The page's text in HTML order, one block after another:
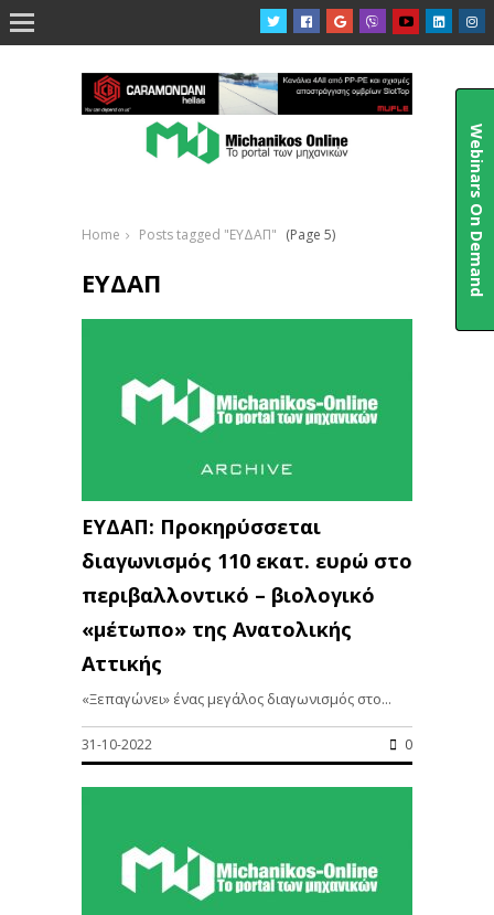

Home Posts tagged "ΕΥΔΑΠ" (Page 5)
ΕΥΔΑΠ
ΕΥΔΑΠ: Προκηρύσσεται
διαγωνισμός 110 εκατ. ευρώ στο
περιβαλλοντικό – βιολογικό
«μέτωπο» της Ανατολικής
Αττικής
«Ξεπαγώνει» ένας μεγάλος διαγωνισμός στο...
31-10-2022 0
Webinars On Demand